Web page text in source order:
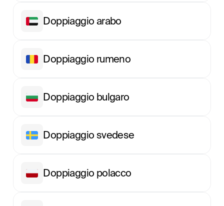
Doppiaggio arabo
Doppiaggio rumeno
Doppiaggio bulgaro
Doppiaggio svedese
Doppiaggio polacco